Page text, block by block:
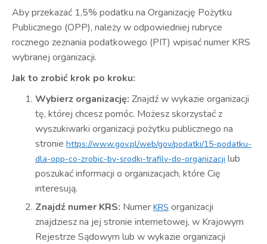
Aby przekazać 1,5% podatku na Organizację Pożytku
Publicznego (OPP), należy w odpowiedniej rubryce
rocznego zeznania podatkowego (PIT) wpisać numer KRS
wybranej organizacji.
Jak to zrobić krok po kroku:
Wybierz organizację: Znajdź w wykazie organizacji
tę, której chcesz pomóc. Możesz skorzystać z
wyszukiwarki organizacji pożytku publicznego na
stroniehttps://www.gov.pl/web/gov/podatki/15-podatku-
dla-opp-co-zrobic-by-srodki-trafily-do-organizacji lub
poszukać informacji o organizacjach, które Cię
interesują.
Znajdź numer KRS: NumerKRS organizacji
znajdziesz na jej stronie internetowej, w Krajowym
Rejestrze Sądowym lub w wykazie organizacji